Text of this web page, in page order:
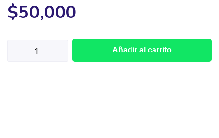
$50,000
Añadir al carrito